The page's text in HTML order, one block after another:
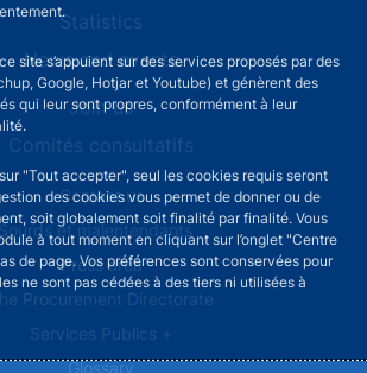
site s’appuient sur des services proposés par des
Google, Hotjar et Youtube) et génèrent des
qui leur sont propres, conformément à leur
"Tout accepter", seul les cookies requis seront
des cookies vous permet de donner ou de
soit globalement soit finalité par finalité. Vous
à tout moment en cliquant sur l’onglet "Centre
de page. Vos préférences sont conservées pour
ne sont pas cédées à des tiers ni utilisées à
Statistics
News and events
Join us
Comités consultatifs
menuContact us
Sourds et malentendants
Press area
Procurement Directorate
Services Publics +
Glossary